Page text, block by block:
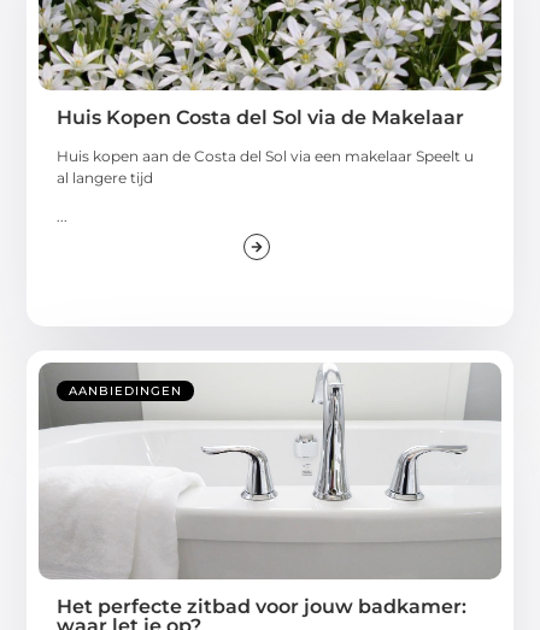
Huis Kopen Costa del Sol via de Makelaar
Huis kopen aan de Costa del Sol via een makelaar Speelt u
al langere tijd
AANBIEDINGEN
Het perfecte zitbad voor jouw badkamer: